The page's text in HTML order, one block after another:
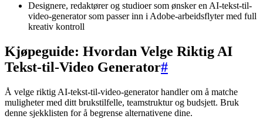
Designere, redaktører og studioer som ønsker en AI-tekst-til-
video-generator som passer inn i Adobe-arbeidsflyter med full
kreativ kontroll
Kjøpeguide: Hvordan Velge Riktig AI
Tekst-til-Video Generator#
Å velge riktig AI-tekst-til-video-generator handler om å matche
muligheter med ditt brukstilfelle, teamstruktur og budsjett. Bruk
denne sjekklisten for å begrense alternativene dine.